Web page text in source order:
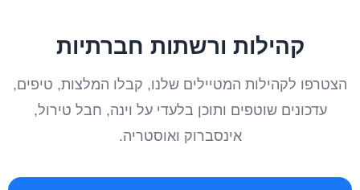
קהילות ורשתות חברתיות
הצטרפו לקהילות המטיילים שלנו, קבלו המלצות, טיפים,
עדכונים שוטפים ותוכן בלעדי על וינה, חבל טירול,
אינסברוק ואוסטריה.